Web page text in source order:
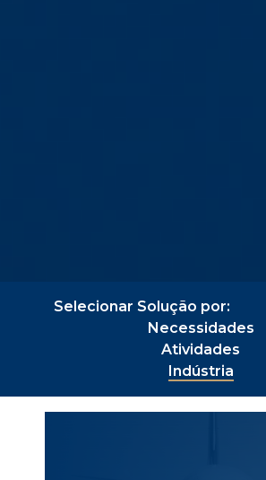
Selecionar Solução por:
Necessidades
Atividades
Indústria